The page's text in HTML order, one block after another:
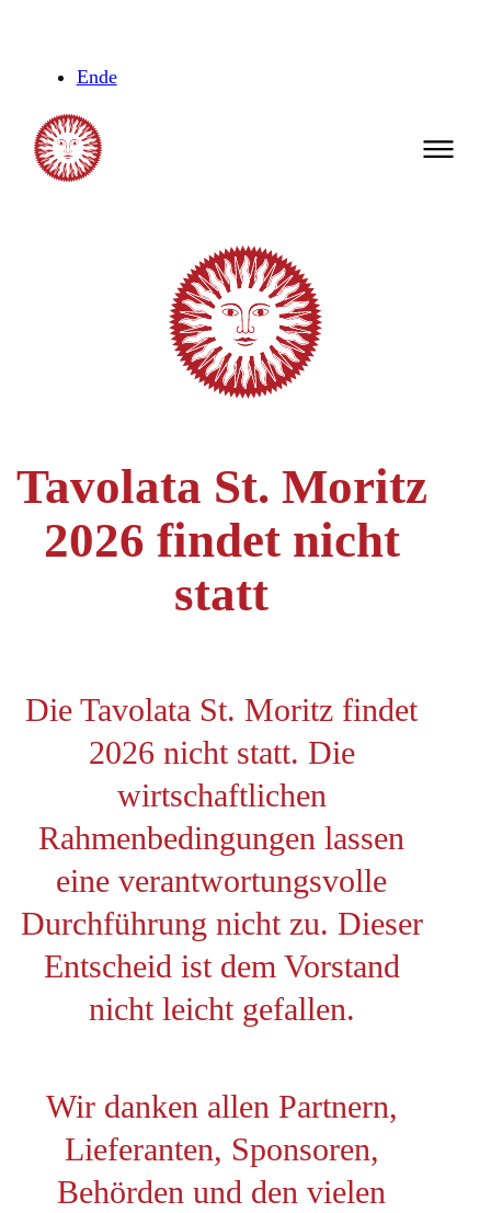
Ende
Tavolata St. Moritz
2026 findet nicht
statt
Die Tavolata St. Moritz findet
2026 nicht statt. Die
wirtschaftlichen
Rahmenbedingungen lassen
eine verantwortungsvolle
Durchführung nicht zu. Dieser
Entscheid ist dem Vorstand
nicht leicht gefallen.
Wir danken allen Partnern,
Lieferanten, Sponsoren,
Behörden und den vielen